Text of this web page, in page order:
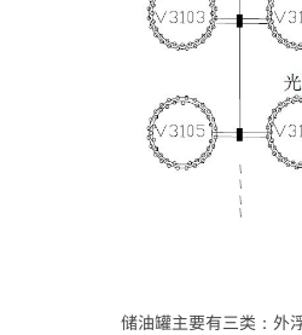
储油罐主要有三类：外